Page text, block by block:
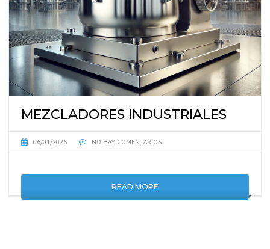
MEZCLADORES INDUSTRIALES
06/01/2026 NO HAY COMENTARIOS
READ MORE